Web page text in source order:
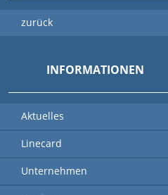
zurück
INFORMATIONEN
Aktuelles
Linecard
Unternehmen